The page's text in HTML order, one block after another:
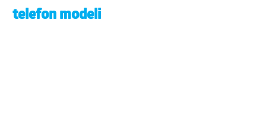
telefon modeli